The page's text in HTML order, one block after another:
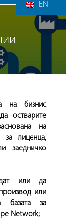
EN
на бизнис
остварите
на
за лиценца,
заедничко
или да
или
базата за
Network;